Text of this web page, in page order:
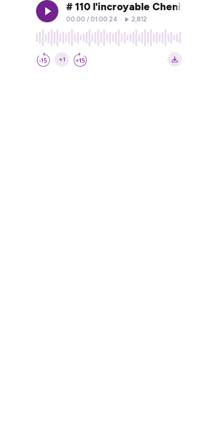
# 110 l'incroyable Chenin, une
00:00 / 01:00:24 2,812
×1